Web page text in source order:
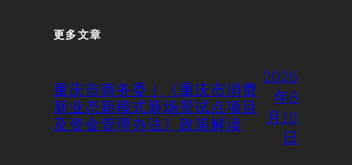
更多文章
重庆市商务委｜《重庆市消费
新业态新模式新场景试点项目
及资金管理办法》政策解读
2026
年8
月10
日